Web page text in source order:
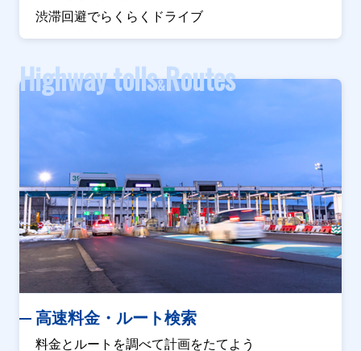
渋滞回避でらくらくドライブ
Highway tolls&Routes
高速料金・ルート検索
料金とルートを調べて計画をたてよう